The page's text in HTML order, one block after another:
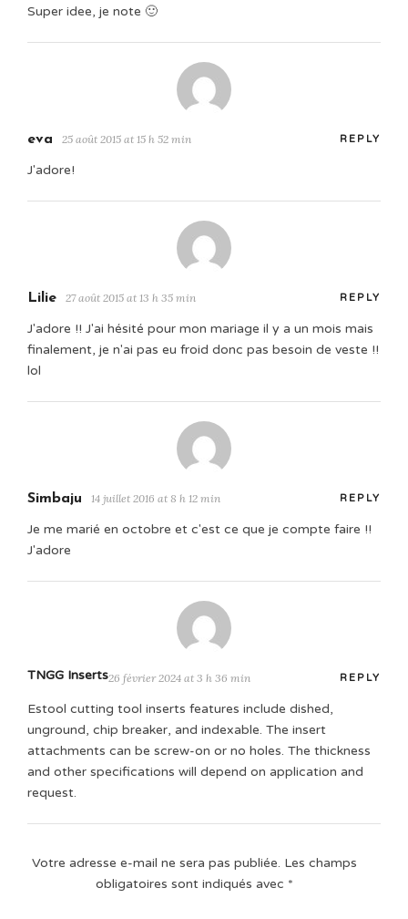
Super idee, je note 🙂
eva 25 août 2015 at 15 h 52 min REPLY
J'adore!
Lilie 27 août 2015 at 13 h 35 min REPLY
J'adore !! J'ai hésité pour mon mariage il y a un mois mais
finalement, je n'ai pas eu froid donc pas besoin de veste !!
lol
Simbaju 14 juillet 2016 at 8 h 12 min REPLY
Je me marié en octobre et c'est ce que je compte faire !!
J'adore
TNGG Inserts26 février 2024 at 3 h 36 min REPLY
Estool cutting tool inserts features include dished,
unground, chip breaker, and indexable. The insert
attachments can be screw-on or no holes. The thickness
and other specifications will depend on application and
request.
Votre adresse e-mail ne sera pas publiée. Les champs
obligatoires sont indiqués avec *